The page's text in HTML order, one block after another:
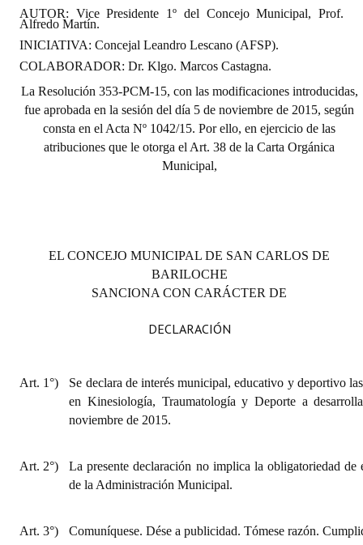
Informes de Unidad Coordinadora
Ejecución Presupuestaria
NORMATIVA
Comunicaciones
Resoluciones de Presidencia
INSTITUCIONAL
Registros y Distinciones
Datos Históricos
Audiencias Públicas - Registro
Mujeres que Dejaron Huellas - Registro
AUTOR: Vice Presidente 1º del Concejo Municipal, Prof.
Alfredo Martín.
INICIATIVA: Concejal Leandro Lescano (AFSP).
COLABORADOR: Dr. Klgo. Marcos Castagna.
La Resolución 353-PCM-15, con las modificaciones introducidas,
fue aprobada en la sesión del día 5 de noviembre de 2015, según
consta en el Acta Nº 1042/15. Por ello, en ejercicio de las
atribuciones que le otorga el Art. 38 de la Carta Orgánica
Municipal,
EL CONCEJO MUNICIPAL DE SAN CARLOS DE
BARILOCHE
SANCIONA CON CARÁCTER DE
DECLARACIÓN
Art. 1°)
Se declara de interés municipal, educativo y deportivo
en Kinesiología, Traumatología y Deporte a
noviembre de 2015.
Art. 2°)
La presente declaración no implica la obligatoriedad de
de la Administración Municipal.
Art. 3°) Comuníquese. Dése a publicidad. Tómese razón.